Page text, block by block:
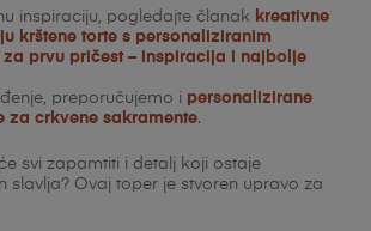
inspiraciju, pogledajte članak kreativne
krštene torte s personaliziranim
za prvu pričest – inspiracija i najbolje
preporučujemo i personalizirane
za crkvene sakramente.
svi zapamtiti i detalj koji ostaje
slavlja? Ovaj toper je stvoren upravo za